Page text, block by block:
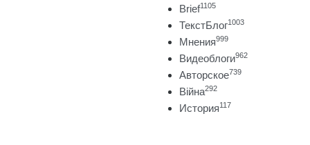
Brief1105
ТекстБлог1003
Мнения999
Видеоблоги962
Авторское739
Війна292
История117